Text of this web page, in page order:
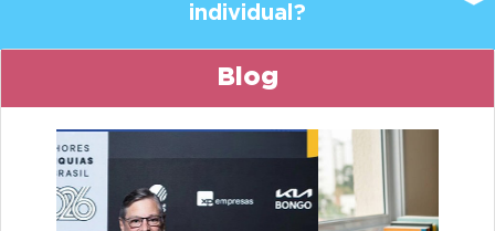
individual?
Blog